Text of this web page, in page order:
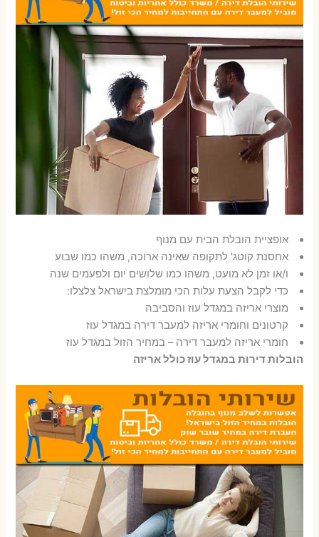
אופציית הובלת הבית עם מנוף
אחסנת קוטג' לתקופה שאינה ארוכה, משהו כמו שבוע
ו/או זמן לא מועט, משהו כמו שלושים יום ולפעמים שנה
כדי לקבל הצעת עלות הכי מומלצת בישראל צלצלו:
מוצרי אריזה במגדל עוז והסביבה
קרטונים וחומרי אריזה למעבר דירה במגדל עוז
חומרי אריזה למעבר דירה – במחיר הזול במגדל עוז
הובלות דירות במגדל עוז כולל אריזה